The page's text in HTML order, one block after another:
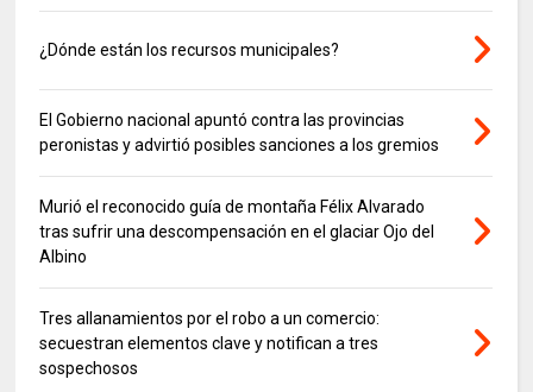
¿Dónde están los recursos municipales?
El Gobierno nacional apuntó contra las provincias
peronistas y advirtió posibles sanciones a los gremios
Murió el reconocido guía de montaña Félix Alvarado
tras sufrir una descompensación en el glaciar Ojo del
Albino
Tres allanamientos por el robo a un comercio:
secuestran elementos clave y notifican a tres
sospechosos